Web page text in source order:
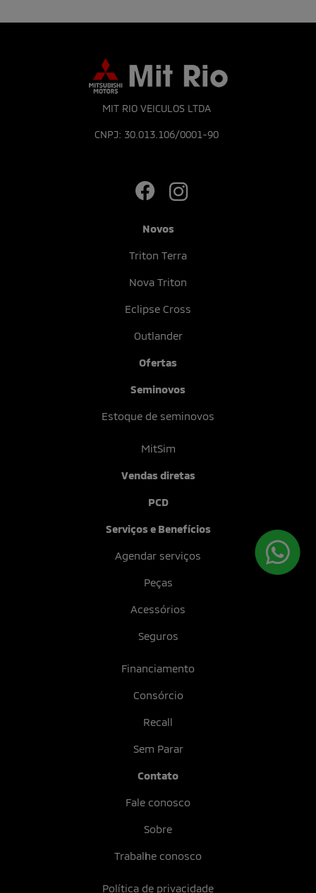
MIT RIO VEICULOS LTDA
CNPJ: 30.013.106/0001-90
Novos
Triton Terra
Nova Triton
Eclipse Cross
Outlander
Ofertas
Seminovos
Estoque de seminovos
MitSim
Vendas diretas
PCD
Serviços e Benefícios
Agendar serviços
Peças
Acessórios
Seguros
Financiamento
Consórcio
Recall
Sem Parar
Contato
Fale conosco
Sobre
Trabalhe conosco
Política de privacidade